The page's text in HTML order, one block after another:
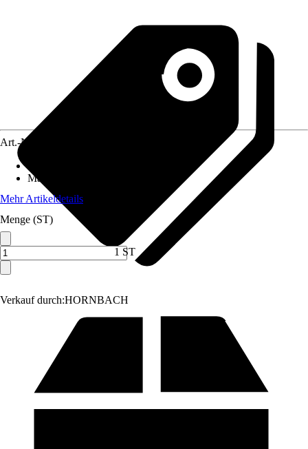
Verkauf durch:HORNBACH
Art.-Nr.
Maximale Förderhöhe
Mehr Artikeldetails
Menge (ST)
1 ST